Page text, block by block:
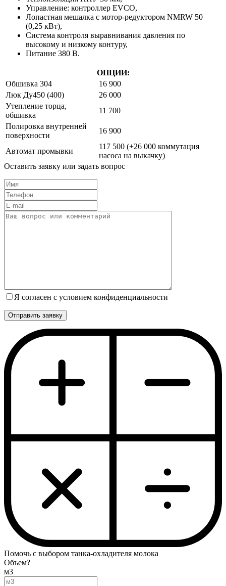
Управление: контроллер EVCO,
Лопастная мешалка с мотор-редуктором NMRW 50
(0,25 кВт),
Система контроля выравнивания давления по
высокому и низкому контуру,
Питание 380 В.
ОПЦИИ:
Обшивка 304
16 900
Люк Ду450 (400)
26 000
Утепление торца,
обшивка
11 700
Полировка внутренней
поверхности
16 900
Автомат промывки
117 500 (+26 000 коммутация
насоса на выкачку)
Оставить заявку или задать вопрос
Я согласен с условием конфиденциальности
Помочь с выбором танка-охладителя молока
Объем?
м3